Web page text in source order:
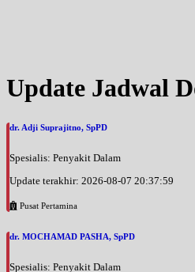
Update Jadwal
dr. Adji Suprajitno, SpPD
Spesialis: Penyakit Dalam
Update terakhir: 2026-08-07 20:37:59
Pusat Pertamina
dr. MOCHAMAD PASHA, SpPD
Spesialis: Penyakit Dalam